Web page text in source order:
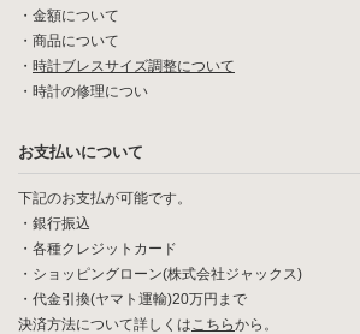
・ 金額について
・ 商品について
・ 時計ブレスサイズ調整について
・ 時計の修理につい
お支払いについて
下記のお支払が可能です。
・銀行振込
・各種クレジットカード
・ショッピングローン(株式会社ジャックス)
・代金引換(ヤマト運輸)20万円まで
決済方法について詳しくはこちらから。